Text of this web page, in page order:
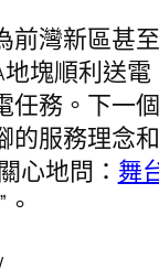
前灣新區甚至
塊順利送
任務。下一
的服務理念
心地問： 舞